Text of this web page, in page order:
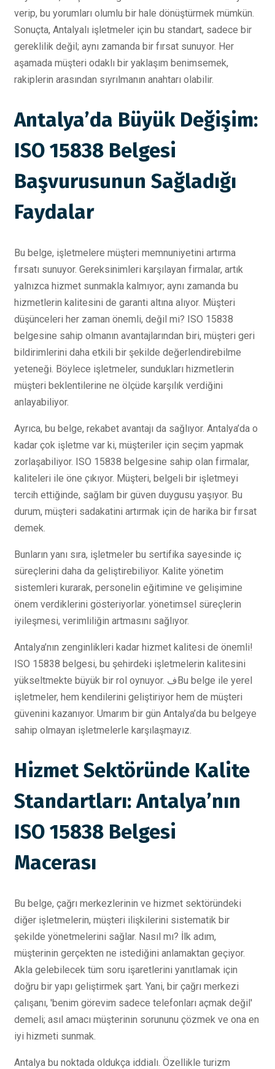
verip, bu yorumları olumlu bir hale dönüştürmek mümkün.
Sonuçta, Antalyalı işletmeler için bu standart, sadece bir
gereklilik değil; aynı zamanda bir fırsat sunuyor. Her
aşamada müşteri odaklı bir yaklaşım benimsemek,
rakiplerin arasından sıyrılmanın anahtarı olabilir.
Antalya’da Büyük Değişim:
ISO 15838 Belgesi
Başvurusunun Sağladığı
Faydalar
Bu belge, işletmelere müşteri memnuniyetini artırma
fırsatı sunuyor. Gereksinimleri karşılayan firmalar, artık
yalnızca hizmet sunmakla kalmıyor; aynı zamanda bu
hizmetlerin kalitesini de garanti altına alıyor. Müşteri
düşünceleri her zaman önemli, değil mi? ISO 15838
belgesine sahip olmanın avantajlarından biri, müşteri geri
bildirimlerini daha etkili bir şekilde değerlendirebilme
yeteneği. Böylece işletmeler, sundukları hizmetlerin
müşteri beklentilerine ne ölçüde karşılık verdiğini
anlayabiliyor.
Ayrıca, bu belge, rekabet avantajı da sağlıyor. Antalya’da o
kadar çok işletme var ki, müşteriler için seçim yapmak
zorlaşabiliyor. ISO 15838 belgesine sahip olan firmalar,
kaliteleri ile öne çıkıyor. Müşteri, belgeli bir işletmeyi
tercih ettiğinde, sağlam bir güven duygusu yaşıyor. Bu
durum, müşteri sadakatini artırmak için de harika bir fırsat
demek.
Bunların yanı sıra, işletmeler bu sertifika sayesinde iç
süreçlerini daha da geliştirebiliyor. Kalite yönetim
sistemleri kurarak, personelin eğitimine ve gelişimine
önem verdiklerini gösteriyorlar. yönetimsel süreçlerin
iyileşmesi, verimliliğin artmasını sağlıyor.
Antalya’nın zenginlikleri kadar hizmet kalitesi de önemli!
ISO 15838 belgesi, bu şehirdeki işletmelerin kalitesini
yükseltmekte büyük bir rol oynuyor. فBu belge ile yerel
işletmeler, hem kendilerini geliştiriyor hem de müşteri
güvenini kazanıyor. Umarım bir gün Antalya’da bu belgeye
sahip olmayan işletmelerle karşılaşmayız.
Hizmet Sektöründe Kalite
Standartları: Antalya’nın
ISO 15838 Belgesi
Macerası
Bu belge, çağrı merkezlerinin ve hizmet sektöründeki
diğer işletmelerin, müşteri ilişkilerini sistematik bir
şekilde yönetmelerini sağlar. Nasıl mı? İlk adım,
müşterinin gerçekten ne istediğini anlamaktan geçiyor.
Akla gelebilecek tüm soru işaretlerini yanıtlamak için
doğru bir yapı geliştirmek şart. Yani, bir çağrı merkezi
çalışanı, 'benim görevim sadece telefonları açmak değil'
demeli; asıl amacı müşterinin sorununu çözmek ve ona en
iyi hizmeti sunmak.
Antalya bu noktada oldukça iddialı. Özellikle turizm